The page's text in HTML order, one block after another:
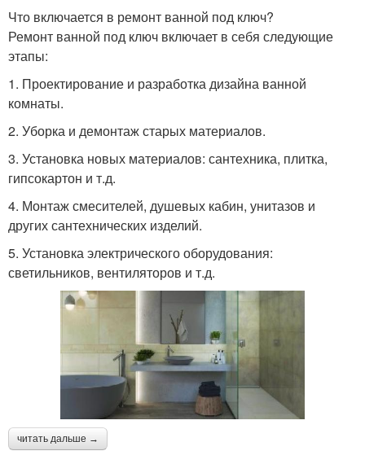
Что включается в ремонт ванной под ключ?
Ремонт ванной под ключ включает в себя следующие
этапы:
1. Проектирование и разработка дизайна ванной
комнаты.
2. Уборка и демонтаж старых материалов.
3. Установка новых материалов: сантехника, плитка,
гипсокартон и т.д.
4. Монтаж смесителей, душевых кабин, унитазов и
других сантехнических изделий.
5. Установка электрического оборудования:
светильников, вентиляторов и т.д.
читать дальше →